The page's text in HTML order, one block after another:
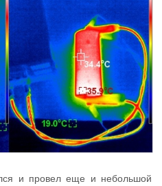
и провел еще и небольшой